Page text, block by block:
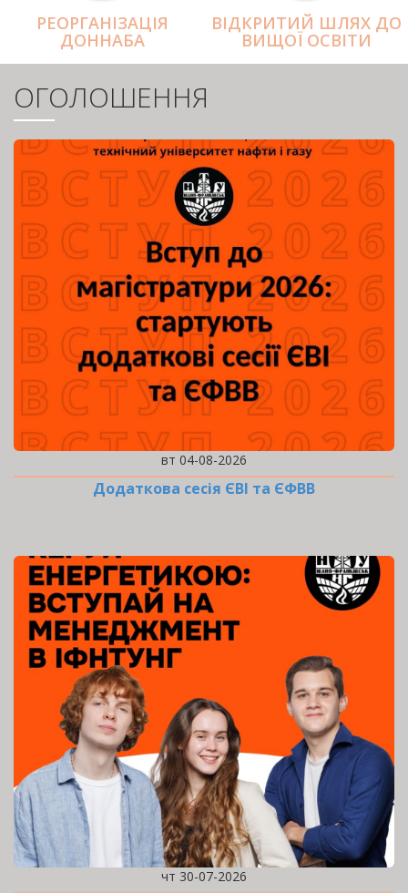
РЕОРГАНІЗАЦІЯ
ДОННАБА
ВІДКРИТИЙ ШЛЯХ ДО
ВИЩОЇ ОСВІТИ
ОГОЛОШЕННЯ
вт 04-08-2026
Додаткова сесія ЄВІ та ЄФВВ
чт 30-07-2026